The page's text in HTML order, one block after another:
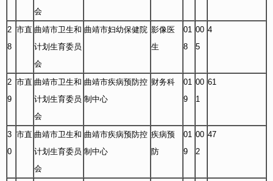
会
2
8
市直 曲靖市卫生和
计划生育委员
会
曲靖市妇幼保健院 影像医
生
01
8
00
5
4
2
9
市直 曲靖市卫生和
计划生育委员
会
曲靖市疾病预防控
制中心
财务科
01
9
00
1
61
3
0
市直 曲靖市卫生和
计划生育委员
会
曲靖市疾病预防控
制中心
疾病预
防
01
9
00
2
47